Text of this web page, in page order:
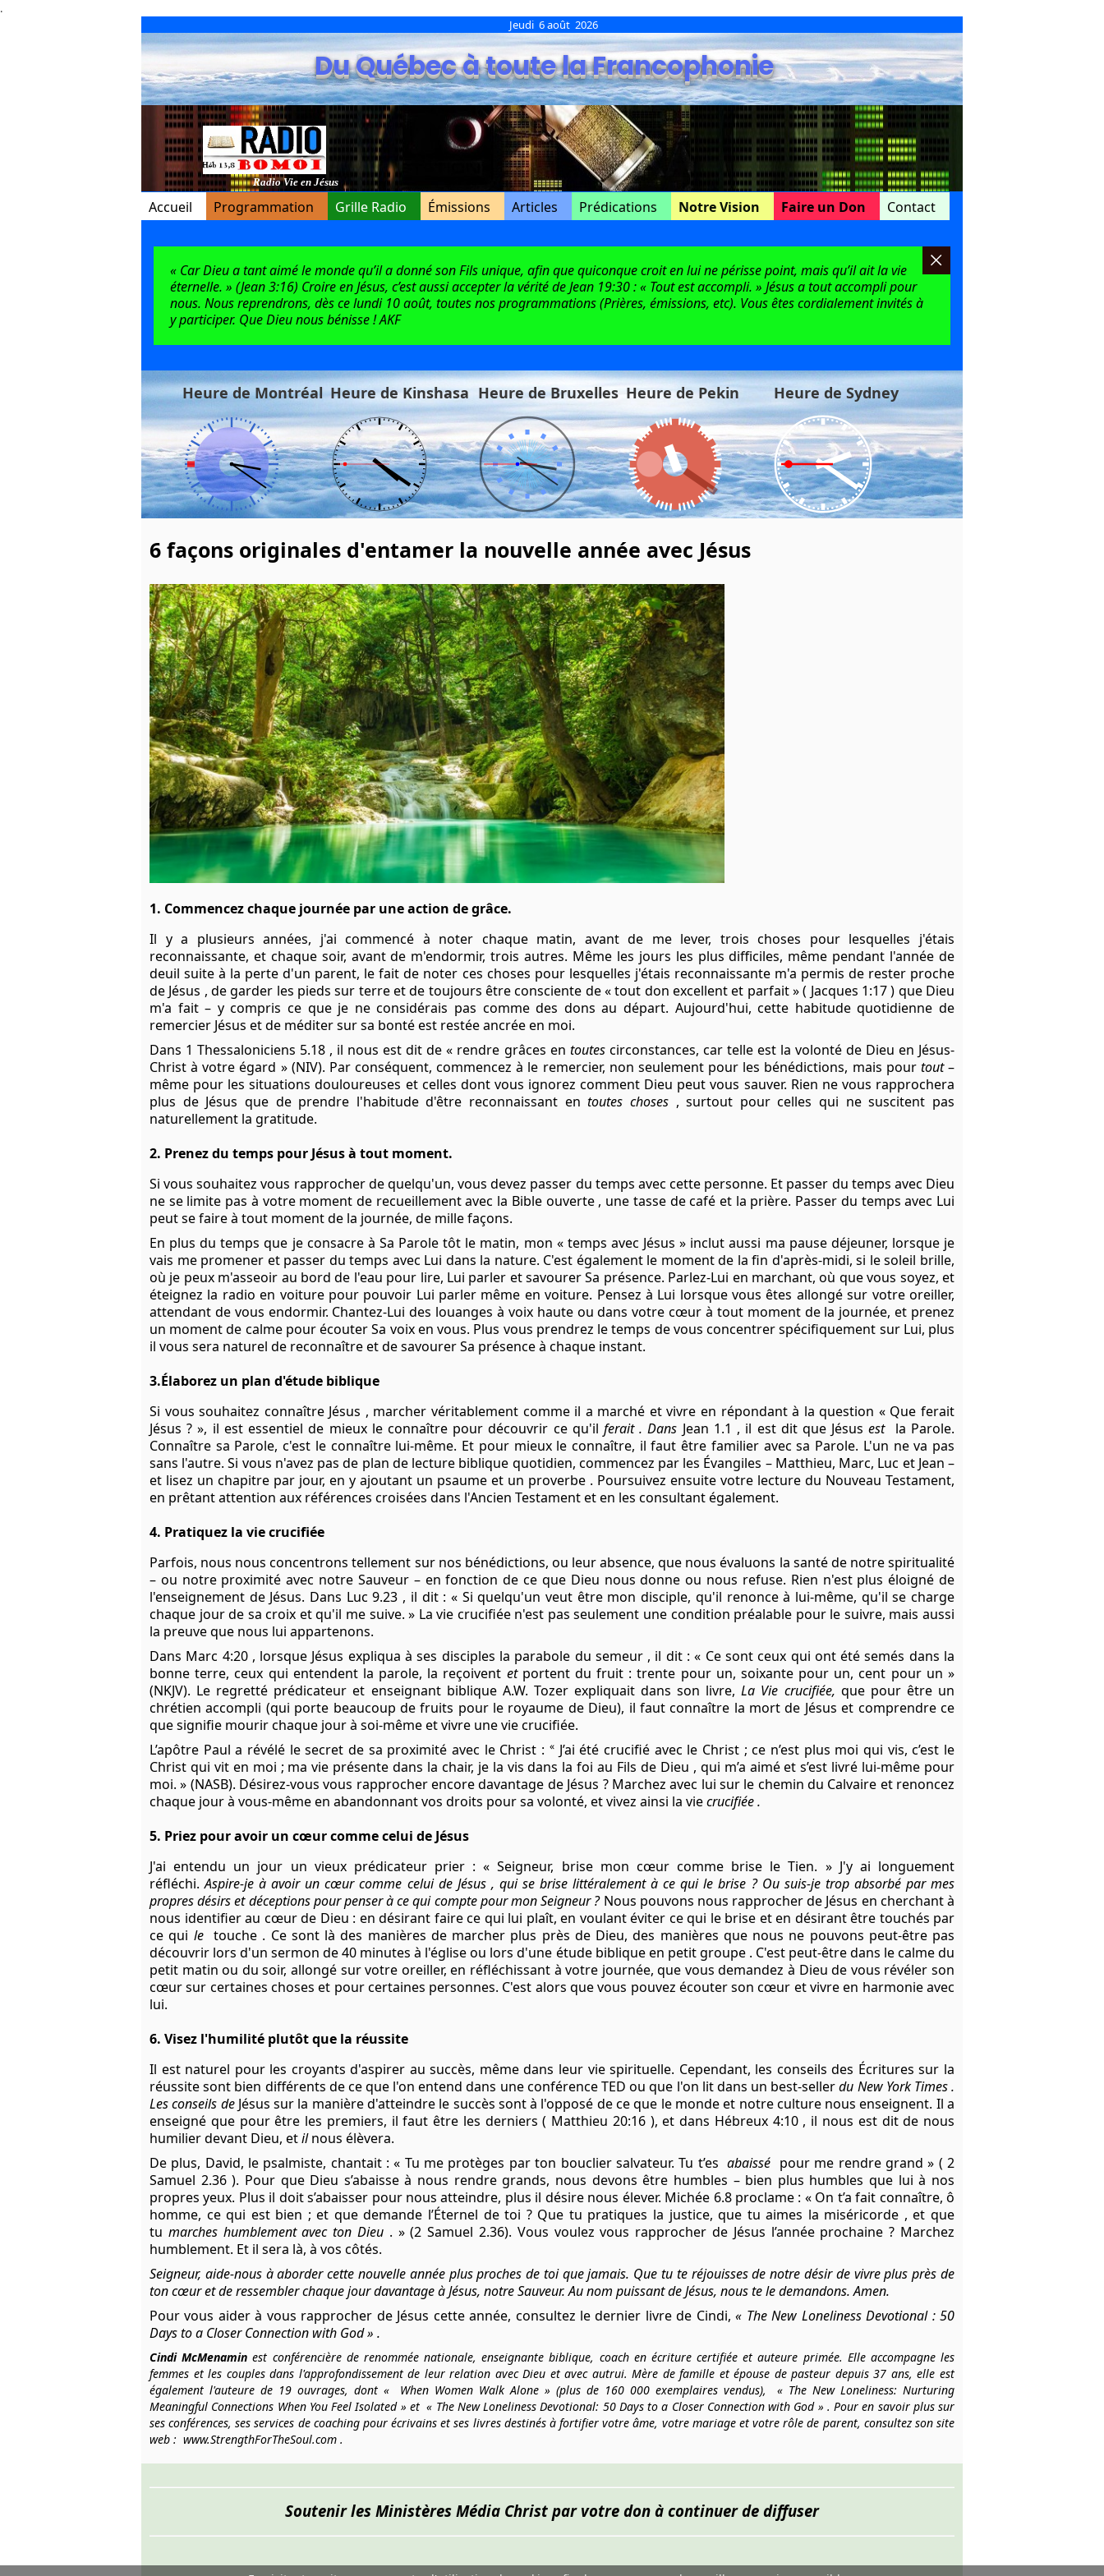
.
Jeudi 6 août 2026
Du Québec à toute la Francophonie
Radio Vie en Jésus
Accueil Programmation Grille Radio Émissions Articles Prédications Notre Vision Faire un Don Contact
« Car Dieu a tant aimé le monde qu’il a donné son Fils unique, afin que quiconque croit en lui ne périsse point, mais qu’il ait la vie
éternelle. » (Jean 3:16) Croire en Jésus, c’est aussi accepter la vérité de Jean 19:30 : « Tout est accompli. » Jésus a tout accompli pour
nous. Nous reprendrons, dès ce lundi 10 août, toutes nos programmations (Prières, émissions, etc). Vous êtes cordialement invités à
y participer. Que Dieu nous bénisse ! AKF
Heure de Montréal Heure de Kinshasa Heure de Bruxelles Heure de Pekin Heure de Sydney
6 façons originales d'entamer la nouvelle année avec Jésus
1. Commencez chaque journée par une action de grâce.
Il y a plusieurs années, j'ai commencé à noter chaque matin, avant de me lever, trois choses pour lesquelles j'étais
reconnaissante, et chaque soir, avant de m'endormir, trois autres. Même les jours les plus difficiles, même pendant l'année de
deuil suite à la perte d'un parent, le fait de noter ces choses pour lesquelles j'étais reconnaissante m'a permis de rester proche
de Jésus , de garder les pieds sur terre et de toujours être consciente de « tout don excellent et parfait » ( Jacques 1:17) que Dieu
m'a fait – y compris ce que je ne considérais pas comme des dons au départ. Aujourd'hui, cette habitude quotidienne de
remercier Jésus et de méditer sur sa bonté est restée ancrée en moi.
Dans 1 Thessaloniciens 5.18 , il nous est dit de « rendre grâces en toutescirconstances, car telle est la volonté de Dieu en Jésus-
Christ à votre égard » (NIV). Par conséquent, commencez à le remercier, non seulement pour les bénédictions, mais pour tout–
même pour les situations douloureuses et celles dont vous ignorez comment Dieu peut vous sauver. Rien ne vous rapprochera
plus de Jésus que de prendre l'habitude d'être reconnaissant entoutes choses, surtout pour celles qui ne suscitent pas
naturellement la gratitude.
2. Prenez du temps pour Jésus à tout moment.
Si vous souhaitez vous rapprocher de quelqu'un, vous devez passer du temps avec cette personne. Et passer du temps avec Dieu
ne se limite pas à votre moment de recueillement avec la Bibleouverte , une tasse de café et la prière. Passer du temps avec Lui
peut se faire à tout moment de la journée, de mille façons.
En plus du temps que je consacre à Sa Parole tôt le matin, mon « temps avec Jésus » inclut aussi ma pause déjeuner, lorsque je
vais me promener et passer du temps avec Lui dans la nature. C'est également le moment de la fin d'après-midi, si le soleil brille,
où je peux m'asseoir au bord de l'eau pour lire, Lui parler et savourer Sa présence. Parlez-Lui en marchant, où que vous soyez, et
éteignez la radio en voiture pour pouvoir Lui parler même en voiture. Pensez à Lui lorsque vous êtes allongé sur votre oreiller,
attendant de vous endormir. Chantez-Lui des louanges à voix haute ou dans votre cœur à tout moment de la journée, et prenez
un moment de calme pour écouter Sa voix en vous. Plus vous prendrez le temps de vous concentrer spécifiquement sur Lui, plus
il vous sera naturel de reconnaître et de savourer Sa présence à chaque instant.
3.Élaborez un plan d'étude biblique
Si vous souhaitez connaître Jésus , marcher véritablement comme il a marché et vivre en répondant à la question « Que ferait
Jésus ? », il est essentiel de mieux le connaître pour découvrir ce qu'il ferait . Dans Jean 1.1 , il est dit que Jésusest la Parole.
Connaître sa Parole, c'est le connaître lui-même. Et pour mieux le connaître, il faut être familier avec sa Parole. L'un ne va pas
sans l'autre. Si vous n'avez pas de plan de lecture biblique quotidien, commencez par les Évangiles – Matthieu, Marc, Luc et Jean –
et lisez un chapitre par jour, en y ajoutant un psaume et un proverbe . Poursuivez ensuite votre lecture du Nouveau Testament,
en prêtant attention aux références croisées dans l'Ancien Testament et en les consultant également.
4. Pratiquez la vie crucifiée
Parfois, nous nous concentrons tellement sur nos bénédictions, ou leur absence, que nous évaluons la santé de notre spiritualité
– ou notre proximité avec notre Sauveur – en fonction de ce que Dieu nous donne ou nous refuse. Rien n'est plus éloigné de
l'enseignement de Jésus. Dans Luc 9.23 , il dit : « Si quelqu'un veut être mon disciple, qu'il renonce à lui-même, qu'il se charge
chaque jour de sa croix et qu'il me suive. » La vie crucifiée n'est pas seulement une condition préalable pour le suivre, mais aussi
la preuve que nous lui appartenons.
Dans Marc 4:20, lorsque Jésus expliqua à ses disciples la parabole du semeur, il dit : « Ce sont ceux qui ont été semés dans la
bonne terre, ceux qui entendent la parole, la reçoivent etportent du fruit : trente pour un, soixante pour un, cent pour un »
(NKJV). Le regretté prédicateur et enseignant biblique A.W. Tozer expliquait dans son livre,La Vie crucifiée, que pour être un
chrétien accompli (qui porte beaucoup de fruits pour le royaume de Dieu), il faut connaître la mort de Jésus et comprendre ce
que signifie mourir chaque jour à soi-même et vivre une vie crucifiée.
L’apôtre Paul a révélé le secret de sa proximité avec le Christ : «J’ai été crucifié avec le Christ ; ce n’est plus moi qui vis, c’est le
Christ qui vit en moi ; ma vie présente dans la chair, je la vis dans lafoi au Fils de Dieu , qui m’a aimé et s’est livré lui-même pour
moi. » (NASB). Désirez-vous vous rapprocher encore davantage de Jésus ? Marchez avec lui sur le chemin du Calvaire et renoncez
chaque jour à vous-même en abandonnant vos droits pour sa volonté, et vivez ainsi la viecrucifiée .
5. Priez pour avoir un cœur comme celui de Jésus
J'ai entendu un jour un vieux prédicateur prier : « Seigneur, brise mon cœur comme brise le Tien. » J'y ai longuement
réfléchi.Aspire-je à avoir un cœur comme celui de Jésus, qui se brise littéralement à ce qui le brise ? Ou suis-je trop absorbé par mes
propres désirs et déceptions pour penser à ce qui compte pour mon Seigneur ?Nous pouvons nous rapprocher de Jésus en cherchant à
nous identifier au cœur de Dieu : en désirant faire ce qui lui plaît, en voulant éviter ce qui le brise et en désirant être touchés par
ce qui le touche . Ce sont là des manières de marcher plus près de Dieu, des manières que nous ne pouvons peut-être pas
découvrir lors d'un sermon de 40 minutes à l'église ou lors d'une étude bibliqueen petit groupe . C'est peut-être dans le calme du
petit matin ou du soir, allongé sur votre oreiller, en réfléchissant à votre journée, que vous demandez à Dieu de vous révéler son
cœur sur certaines choses et pour certaines personnes. C'est alors que vous pouvez écouter son cœur et vivre en harmonie avec
lui.
6. Visez l'humilité plutôt que la réussite
Il est naturel pour les croyants d'aspirer au succès, même dans leur vie spirituelle. Cependant, les conseils des Écritures sur la
réussite sont bien différents de ce que l'on entend dans une conférence TED ou que l'on lit dans un best-sellerdu New York Times .
Les conseils de Jésus sur la manière d'atteindre le succès sont à l'opposé de ce que le monde et notre culture nous enseignent. Il a
enseigné que pour être les premiers, il faut être les derniers ( Matthieu 20:16), et dans Hébreux 4:10, il nous est dit de nous
humilier devant Dieu, etilnous élèvera.
De plus, David, le psalmiste, chantait : « Tu me protèges par ton bouclier salvateur. Tu t’esabaissé pour me rendre grand » (2
Samuel 2.36). Pour que Dieu s’abaisse à nous rendre grands, nous devons être humbles – bien plus humbles que lui à nos
propres yeux. Plus il doit s’abaisser pour nous atteindre, plus il désire nous élever. Michée 6.8proclame : « On t’a fait connaître, ô
homme, ce qui est bien ; et que demande l’Éternel de toi ? Que tu pratiques la justice, que tu aimes la miséricorde , et que
tu marches humblement avec ton Dieu . » (2 Samuel 2.36). Vous voulez vous rapprocher de Jésus l’année prochaine ? Marchez
humblement. Et il sera là, à vos côtés.
Seigneur, aide-nous à aborder cette nouvelle année plus proches de toi que jamais. Que tu te réjouisses de notre désir de vivre plus près de
ton cœur et de ressembler chaque jour davantage à Jésus, notre Sauveur. Au nom puissant de Jésus, nous te le demandons. Amen.
Pour vous aider à vous rapprocher de Jésus cette année, consultez le dernier livre de Cindi,« The New Loneliness Devotional : 50
Days to a Closer Connection with God » .
Cindi McMenamin est conférencière de renommée nationale, enseignante biblique, coach en écriture certifiée et auteure primée. Elle accompagne les
femmes et les couples dans l'approfondissement de leur relation avec Dieu et avec autrui. Mère de famille et épouse de pasteur depuis 37 ans, elle est
également l'auteure de 19 ouvrages, dont «
When Women Walk Alone » (plus de 160 000 exemplaires vendus),« The New Loneliness: Nurturing
Meaningful Connections When You Feel Isolated» et« The New Loneliness Devotional: 50 Days to a Closer Connection with God » . Pour en savoir plus sur
ses conférences, ses services de coaching pour écrivains et ses livres destinés à fortifier votre âme, votre mariage et votre rôle de parent, consultez son site
web : www.StrengthForTheSoul.com .
Soutenir les Ministères Média Christ par votre don à continuer de diffuser